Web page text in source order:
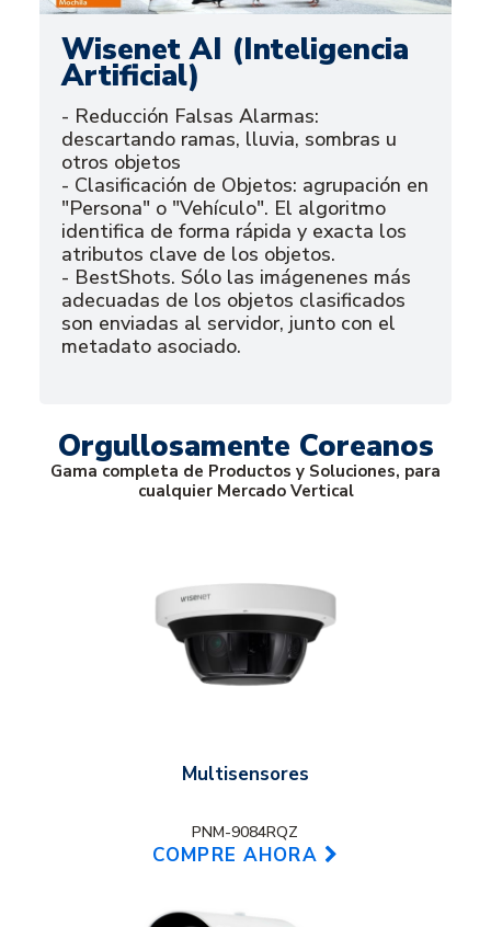
Wisenet AI (Inteligencia
Artificial)
- Reducción Falsas Alarmas:
descartando ramas, lluvia, sombras u
otros objetos
- Clasificación de Objetos: agrupación en
"Persona" o "Vehículo". El algoritmo
identifica de forma rápida y exacta los
atributos clave de los objetos.
- BestShots. Sólo las imágenenes más
adecuadas de los objetos clasificados
son enviadas al servidor, junto con el
metadato asociado.
Orgullosamente Coreanos
Gama completa de Productos y Soluciones, para
cualquier Mercado Vertical
Multisensores
PNM-9084RQZ
COMPRE AHORA